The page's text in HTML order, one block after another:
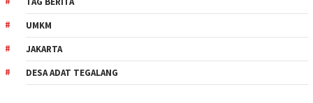
UMKM
JAKARTA
DESA ADAT TEGALANG